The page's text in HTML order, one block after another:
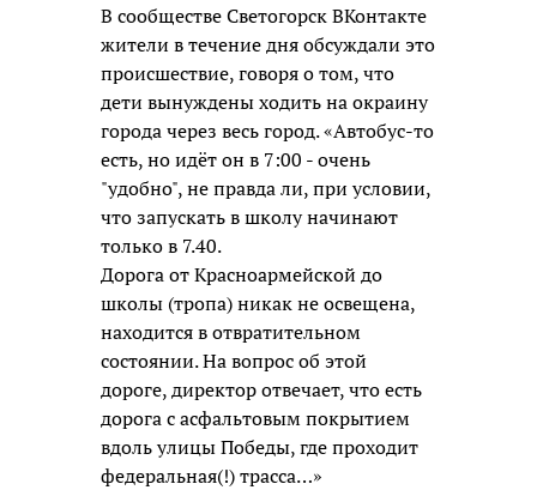
В сообществе Светогорск ВКонтакте
жители в течение дня обсуждали это
происшествие, говоря о том, что
дети вынуждены ходить на окраину
города через весь город. «Автобус-то
есть, но идёт он в 7:00 - очень
"удобно", не правда ли, при условии,
что запускать в школу начинают
только в 7.40.
Дорога от Красноармейской до
школы (тропа) никак не освещена,
находится в отвратительном
состоянии. На вопрос об этой
дороге, директор отвечает, что есть
дорога с асфальтовым покрытием
вдоль улицы Победы, где проходит
федеральная(!) трасса…»